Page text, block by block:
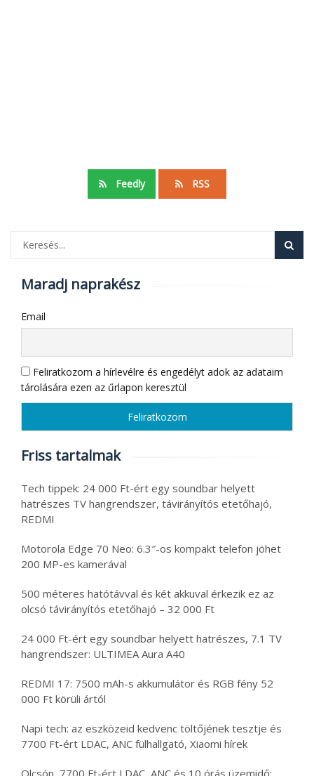
Feedly RSS
Maradj naprakész
Email
Feliratkozom a hírlevélre és engedélyt adok az adataim
tárolására ezen az űrlapon keresztül
Friss tartalmak
Tech tippek: 24 000 Ft-ért egy soundbar helyett
hatrészes TV hangrendszer, távirányítós etetőhajó,
REDMI
Motorola Edge 70 Neo: 6.3″-os kompakt telefon jöhet
200 MP-es kamerával
500 méteres hatótávval és két akkuval érkezik ez az
olcsó távirányítós etetőhajó – 32 000 Ft
24 000 Ft-ért egy soundbar helyett hatrészes, 7.1 TV
hangrendszer: ULTIMEA Aura A40
REDMI 17: 7500 mAh-s akkumulátor és RGB fény 52
000 Ft körüli ártól
Napi tech: az eszközeid kedvenc töltőjének tesztje és
7700 Ft-ért LDAC, ANC fülhallgató, Xiaomi hírek